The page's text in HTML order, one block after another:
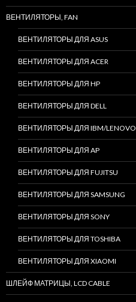
ВЕНТИЛЯТОРЫ, FAN
ВЕНТИЛЯТОРЫ ДЛЯ ASUS
ВЕНТИЛЯТОРЫ ДЛЯ ACER
ВЕНТИЛЯТОРЫ ДЛЯ HP
ВЕНТИЛЯТОРЫ ДЛЯ DELL
ВЕНТИЛЯТОРЫ ДЛЯ IBM/LENOVO
ВЕНТИЛЯТОРЫ ДЛЯ AP
ВЕНТИЛЯТОРЫ ДЛЯ FUJITSU
ВЕНТИЛЯТОРЫ ДЛЯ SAMSUNG
ВЕНТИЛЯТОРЫ ДЛЯ SONY
ВЕНТИЛЯТОРЫ ДЛЯ TOSHIBA
ВЕНТИЛЯТОРЫ ДЛЯ XIAOMI
ШЛЕЙФ МАТРИЦЫ, LCD CABLE